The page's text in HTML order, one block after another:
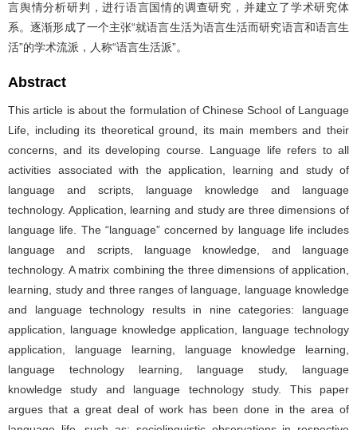
言舆情分析研判，进行语言国情的调查研究，并建立了学术研究体
系。逐渐形成了一个主张“就语言生活为语言生活而研究语言和语言生
活”的学术流派，人称“语言生活派”。
Abstract
This article is about the formulation of Chinese School of Language
Life, including its theoretical ground, its main members and their
concerns, and its developing course. Language life refers to all
activities associated with the application, learning and study of
language and scripts, language knowledge and language
technology. Application, learning and study are three dimensions of
language life. The “language” concerned by language life includes
language and scripts, language knowledge, and language
technology. A matrix combining the three dimensions of application,
learning, study and three ranges of language, language knowledge
and language technology results in nine categories: language
application, language knowledge application, language technology
application, language learning, language knowledge learning,
language technology learning, language study, language
knowledge study and language technology study. This paper
argues that a great deal of work has been done in the area of